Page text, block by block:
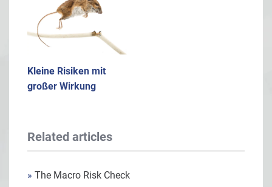
Kleine Risiken mit
großer Wirkung
Related articles
» The Macro Risk Check